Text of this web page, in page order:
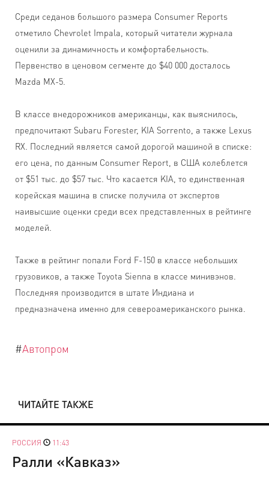
Среди седанов большого размера Consumer Reports
отметило Chevrolet Impala, который читатели журнала
оценили за динамичность и комфортабельность.
Первенство в ценовом сегменте до $40 000 досталось
Mazda MX-5.
В классе внедорожников американцы, как выяснилось,
предпочитают Subaru Forester, KIA Sorrento, а также Lexus
RX. Последний является самой дорогой машиной в списке:
его цена, по данным Consumer Report, в США колеблется
от $51 тыс. до $57 тыс. Что касается KIA, то единственная
корейская машина в списке получила от экспертов
наивысшие оценки среди всех представленных в рейтинге
моделей.
Также в рейтинг попали Ford F-150 в классе небольших
грузовиков, а также Toyota Sienna в классе минивэнов.
Последняя производится в штате Индиана и
предназначена именно для североамериканского рынка.
#Автопром
ЧИТАЙТЕ ТАКЖЕ
РОССИЯ 11:43
Ралли «Кавказ»